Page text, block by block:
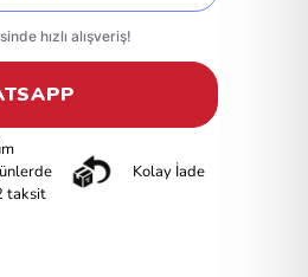
taksit
Kolay İade